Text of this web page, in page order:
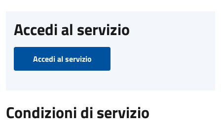
Accedi al servizio
Accedi al servizio
Condizioni di servizio